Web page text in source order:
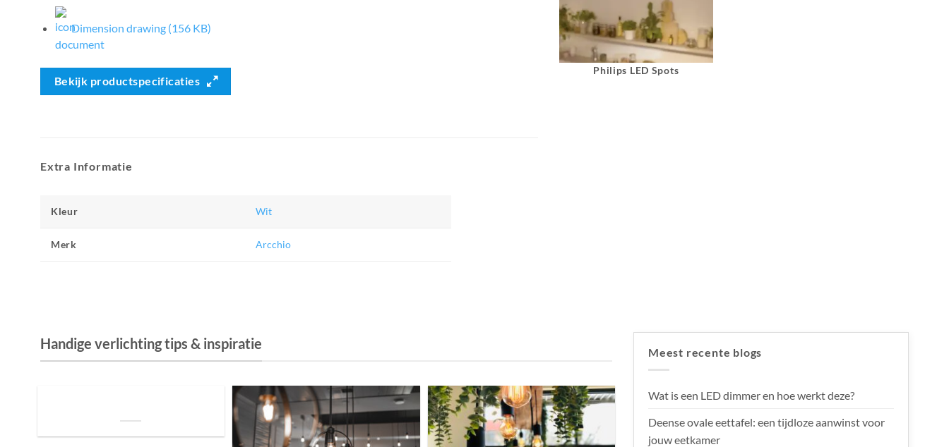
Dimension drawing (156 KB)
Bekijk productspecificaties
Extra Informatie
Kleur Wit
Merk Arcchio
Philips LED Spots
Handige verlichting tips & inspiratie
Meest recente blogs
Wat is een LED dimmer en hoe werkt deze?
Deense ovale eettafel: een tijdloze aanwinst voor
jouw eetkamer